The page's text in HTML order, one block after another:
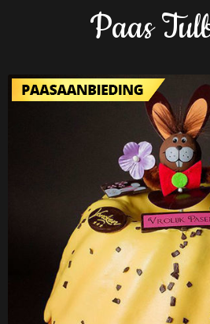
Paas